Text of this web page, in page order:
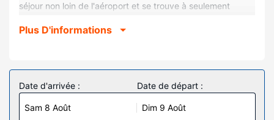
séjour non loin de l'aéroport et se trouve à seulement
Languedoc. Cet hôtel se trouve à 6,7 km de Place Jean
Choisissez une des 40 chambres dotées d'une télévision à
écran plat. L'accès Wi-Fi à Internet gratuit vous permet de
rester en contact avec le reste du monde et votre
Plus D'informations
Date d'arrivée :
Sam 8 Août
Date de départ :
Dim 9 Août